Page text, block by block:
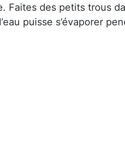
Faites des petits trous
puisse s’évaporer